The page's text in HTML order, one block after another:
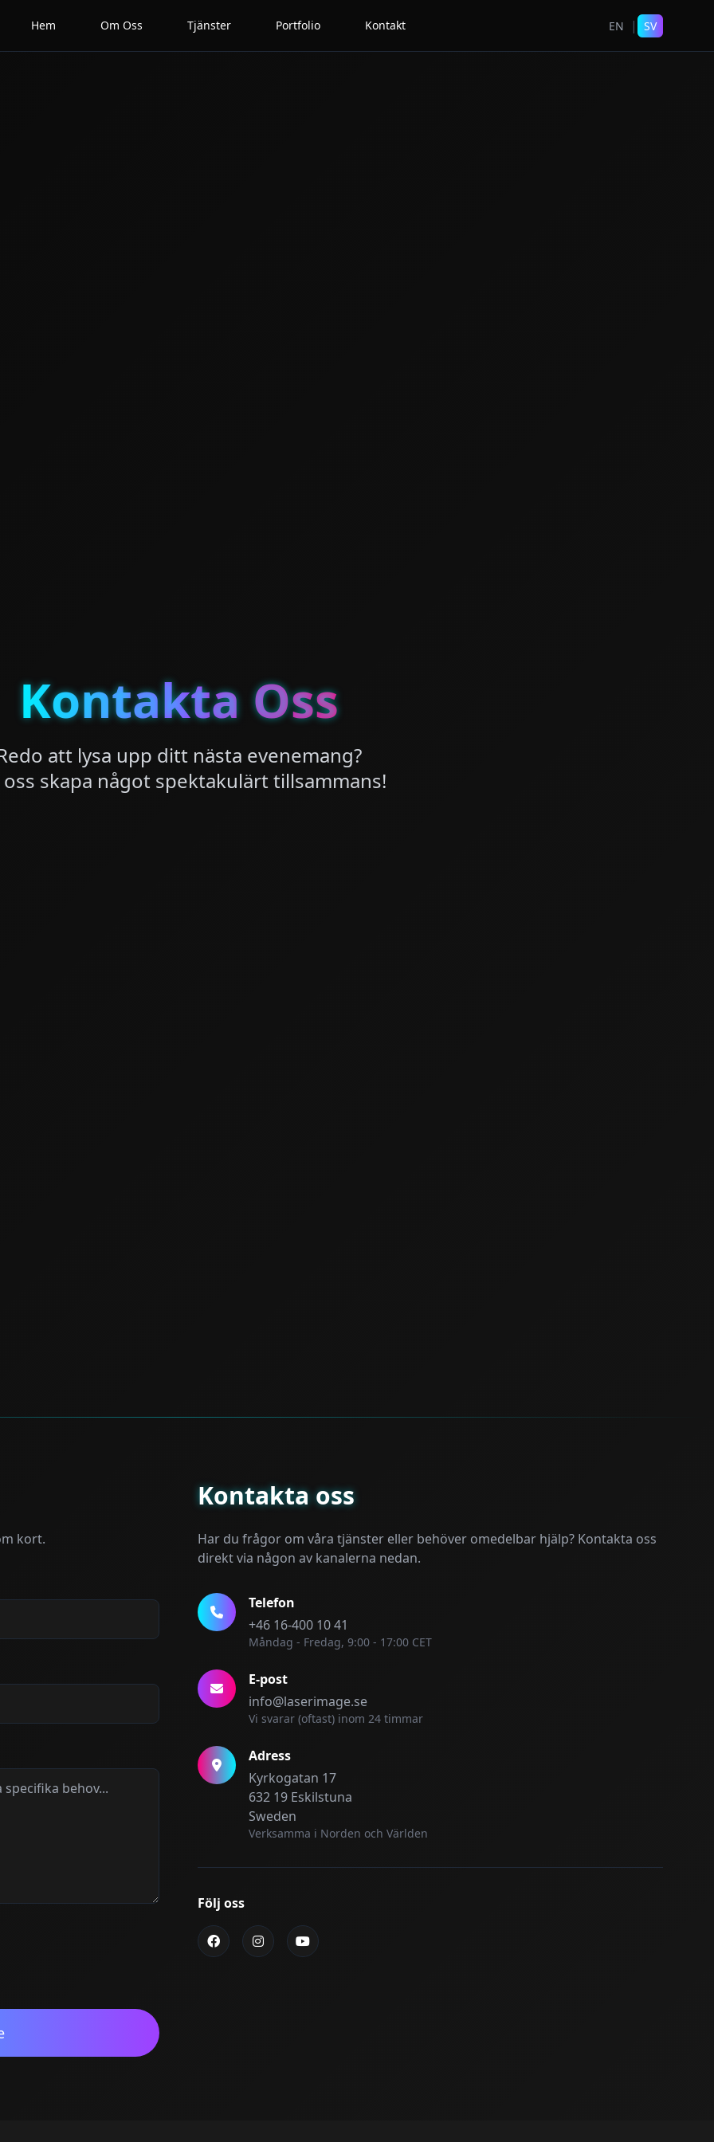
Hem Om Oss Tjänster Portfolio Kontakt EN | SV
Kontakta Oss
att lysa upp ditt nästa evenemang?
skapa något spektakulärt tillsammans!
kort.
Kontakta oss
Har du frågor om våra tjänster eller behöver omedelbar hjälp? Kontakta oss
direkt via någon av kanalerna nedan.
Telefon
+46 16-400 10 41
Måndag - Fredag, 9:00 - 17:00 CET
E-post
info@laserimage.se
Vi svarar (oftast) inom 24 timmar
Adress
Kyrkogatan 17
632 19 Eskilstuna
Sweden
Verksamma i Norden och Världen
Följ oss